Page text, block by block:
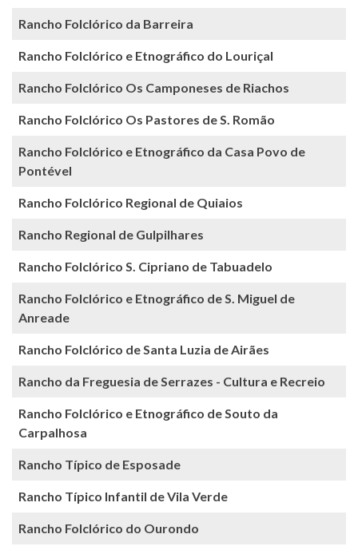
Rancho Folclórico da Barreira
Rancho Folclórico e Etnográfico do Louriçal
Rancho Folclórico Os Camponeses de Riachos
Rancho Folclórico Os Pastores de S. Romão
Rancho Folclórico e Etnográfico da Casa Povo de
Pontével
Rancho Folclórico Regional de Quiaios
Rancho Regional de Gulpilhares
Rancho Folclórico S. Cipriano de Tabuadelo
Rancho Folclórico e Etnográfico de S. Miguel de
Anreade
Rancho Folclórico de Santa Luzia de Airães
Rancho da Freguesia de Serrazes - Cultura e Recreio
Rancho Folclórico e Etnográfico de Souto da
Carpalhosa
Rancho Típico de Esposade
Rancho Típico Infantil de Vila Verde
Rancho Folclórico do Ourondo